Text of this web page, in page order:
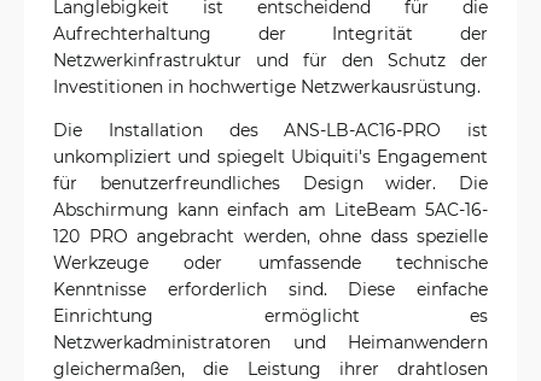
Langlebigkeit ist entscheidend für die
Aufrechterhaltung der Integrität der
Netzwerkinfrastruktur und für den Schutz der
Investitionen in hochwertige Netzwerkausrüstung.
Die Installation des ANS-LB-AC16-PRO ist
unkompliziert und spiegelt Ubiquiti's Engagement
für benutzerfreundliches Design wider. Die
Abschirmung kann einfach am LiteBeam 5AC-16-
120 PRO angebracht werden, ohne dass spezielle
Werkzeuge oder umfassende technische
Kenntnisse erforderlich sind. Diese einfache
Einrichtung ermöglicht es
Netzwerkadministratoren und Heimanwendern
gleichermaßen, die Leistung ihrer drahtlosen